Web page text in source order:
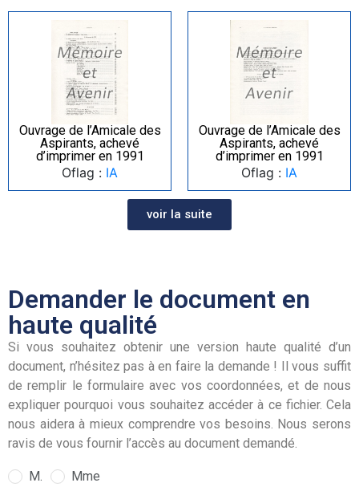
Ouvrage de l’Amicale des
Aspirants, achevé
d’imprimer en 1991
Oflag : IA
Ouvrage de l’Amicale des
Aspirants, achevé
d’imprimer en 1991
Oflag : IA
voir la suite
Demander le document en
haute qualité
Si vous souhaitez obtenir une version haute qualité d’un
document, n’hésitez pas à en faire la demande ! Il vous suffit
de remplir le formulaire avec vos coordonnées, et de nous
expliquer pourquoi vous souhaitez accéder à ce fichier. Cela
nous aidera à mieux comprendre vos besoins. Nous serons
ravis de vous fournir l’accès au document demandé.
M.
Mme